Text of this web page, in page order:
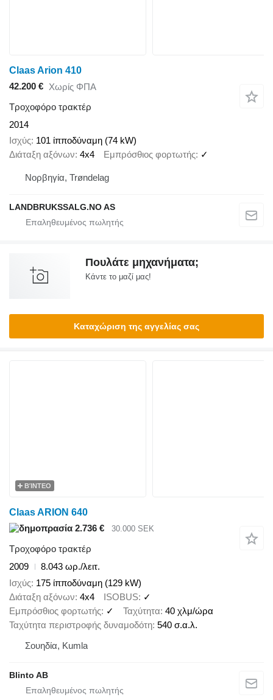
Claas Arion 410
42.200 € Χωρίς ΦΠΑ
Τροχοφόρο τρακτέρ
2014
Ισχύς 101 ίπποδύναμη (74 kW)
Διάταξη αξόνων 4x4 Εμπρόσθιος φορτωτής ✓
Νορβηγία, Trøndelag
LANDBRUKSSALG.NO AS
Πουλάτε μηχανήματα;
Κάντε το μαζί μας!
Καταχώριση της αγγελίας σας
ΒΊΝΤΕΟ
Claas ARION 640
2.736 €
30.000 SEK
Τροχοφόρο τρακτέρ
2009
8.043 ωρ./λειτ.
Ισχύς 175 ίπποδύναμη (129 kW)
Διάταξη αξόνων 4x4 ISOBUS ✓
Εμπρόσθιος φορτωτής ✓ Ταχύτητα 40 χλμ/ώρα
Ταχύτητα περιστροφής δυναμοδότη 540 σ.α.λ.
Σουηδία, Kumla
Blinto AB